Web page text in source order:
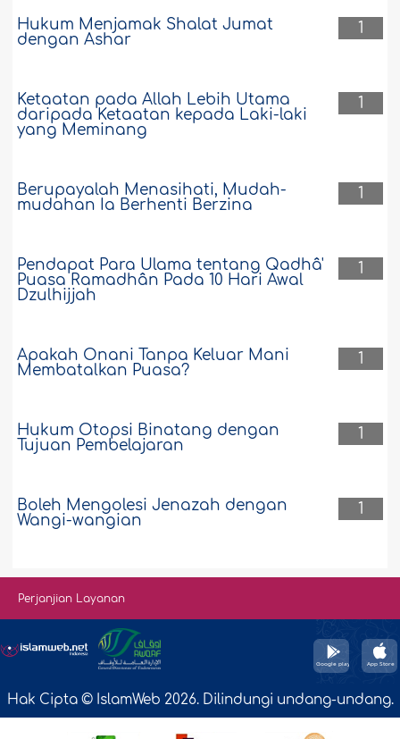
1
Hukum Menjamak Shalat Jumat
dengan Ashar
1
Ketaatan pada Allah Lebih Utama
daripada Ketaatan kepada Laki-laki
yang Meminang
1
Berupayalah Menasihati, Mudah-
mudahan Ia Berhenti Berzina
1
Pendapat Para Ulama tentang Qadhâ'
Puasa Ramadhân Pada 10 Hari Awal
Dzulhijjah
1
Apakah Onani Tanpa Keluar Mani
Membatalkan Puasa?
1
Hukum Otopsi Binatang dengan
Tujuan Pembelajaran
1
Boleh Mengolesi Jenazah dengan
Wangi-wangian
Perjanjian Layanan
Hak Cipta © IslamWeb 2026. Dilindungi undang-undang.